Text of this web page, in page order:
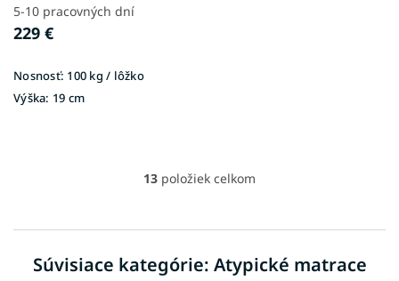
5-10 pracovných dní
229 €
Nosnosť: 100 kg / lôžko
Výška: 19 cm
O
á
a
13 položiek celkom
Súvisiace kategórie: Atypické matrace